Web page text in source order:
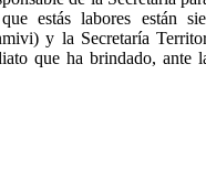
estás labores están
y la Secretaría
que ha brindado, ante